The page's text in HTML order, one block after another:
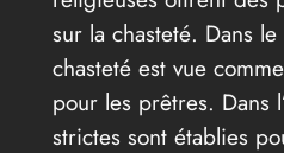
sur la chasteté. Dans
chasteté est vue
pour les prêtres. Dans
strictes sont établies